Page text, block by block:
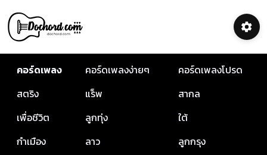
คอร์ดเพลง คอร์ดเพลงง่ายๆ
คอร์ดเพลงโปรด
สตริง
แร็พ
สากล
เพื่อชีวิต
ลูกทุ่ง
ใต้
กำเมือง
ลาว
ลูกกรุง